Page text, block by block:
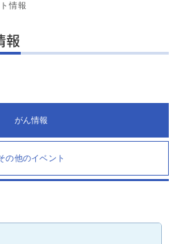
情報
報
がん情報
の他のイベント